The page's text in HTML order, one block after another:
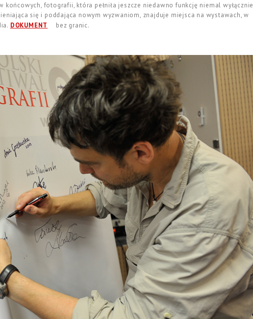
fotografii, która pełniła jeszcze niedawno funkcję niemal wyłącznie
się i poddająca nowym wyzwaniom, znajduje miejsca na wystawach, w
DOKUMENT bez granic.